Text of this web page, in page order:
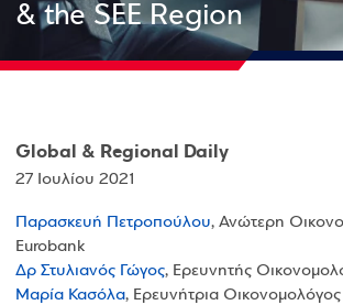
& the SEE Region
Global & Regional Daily
27 Ιουλίου 2021
Παρασκευή Πετροπούλου, Ανώτερη
Eurobank
Δρ Στυλιανός Γώγος, Ερευνητής
Μαρία Κασόλα, Ερευνήτρια